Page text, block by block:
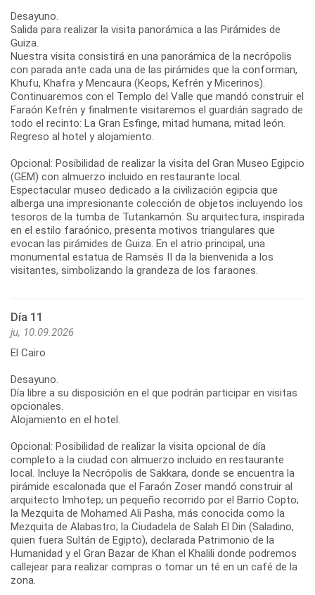
Desayuno.
Salida para realizar la visita panorámica a las Pirámides de
Guiza.
Nuestra visita consistirá en una panorámica de la necrópolis
con parada ante cada una de las pirámides que la conforman,
Khufu, Khafra y Mencaura (Keops, Kefrén y Micerinos).
Continuaremos con el Templo del Valle que mandó construir el
Faraón Kefrén y finalmente visitaremos el guardián sagrado de
todo el recinto: La Gran Esfinge, mitad humana, mitad león.
Regreso al hotel y alojamiento.
Opcional: Posibilidad de realizar la visita del Gran Museo Egipcio
(GEM) con almuerzo incluido en restaurante local.
Espectacular museo dedicado a la civilización egipcia que
alberga una impresionante colección de objetos incluyendo los
tesoros de la tumba de Tutankamón. Su arquitectura, inspirada
en el estilo faraónico, presenta motivos triangulares que
evocan las pirámides de Guiza. En el atrio principal, una
monumental estatua de Ramsés II da la bienvenida a los
visitantes, simbolizando la grandeza de los faraones.
Día 11
ju, 10.09.2026
El Cairo
Desayuno.
Día libre a su disposición en el que podrán participar en visitas
opcionales.
Alojamiento en el hotel.
Opcional: Posibilidad de realizar la visita opcional de día
completo a la ciudad con almuerzo incluido en restaurante
local. Incluye la Necrópolis de Sakkara, donde se encuentra la
pirámide escalonada que el Faraón Zoser mandó construir al
arquitecto Imhotep; un pequeño recorrido por el Barrio Copto;
la Mezquita de Mohamed Ali Pasha, más conocida como la
Mezquita de Alabastro; la Ciudadela de Salah El Din (Saladino,
quien fuera Sultán de Egipto), declarada Patrimonio de la
Humanidad y el Gran Bazar de Khan el Khalili donde podremos
callejear para realizar compras o tomar un té en un café de la
zona.